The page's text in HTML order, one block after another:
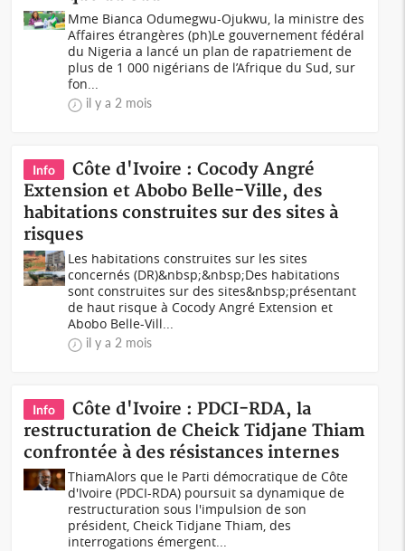
Mme Bianca Odumegwu-Ojukwu, la ministre des
Affaires étrangères (ph)Le gouvernement fédéral
du Nigeria a lancé un plan de rapatriement de
plus de 1 000 nigérians de l’Afrique du Sud, sur
fon...
il y a 2 mois
Info
Côte d'Ivoire : Cocody Angré
Extension et Abobo Belle-Ville, des
habitations construites sur des sites à
risques
Les habitations construites sur les sites
concernés (DR)&nbsp;&nbsp;Des habitations
sont construites sur des sites&nbsp;présentant
de haut risque à Cocody Angré Extension et
Abobo Belle-Vill...
il y a 2 mois
Info
Côte d'Ivoire : PDCI-RDA, la
restructuration de Cheick Tidjane Thiam
confrontée à des résistances internes
ThiamAlors que le Parti démocratique de Côte
d'Ivoire (PDCI-RDA) poursuit sa dynamique de
restructuration sous l'impulsion de son
président, Cheick Tidjane Thiam, des
interrogations émergent...